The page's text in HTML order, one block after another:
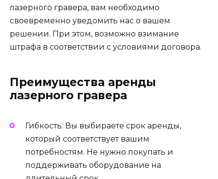
лазерного гравера, вам необходимо
своевременно уведомить нас о вашем
решении. При этом, возможно взимание
штрафа в соответствии с условиями договора.
Преимущества аренды
лазерного гравера
Гибкость: Вы выбираете срок аренды,
который соответствует вашим
потребностям. Не нужно покупать и
поддерживать оборудование на